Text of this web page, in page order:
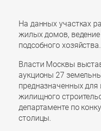
На данных участках
жилых домов, ведение
подсобного хозяйства.
Власти Москвы
аукционы 27
предназначенных для
жилищного
департаменте по
столицы.